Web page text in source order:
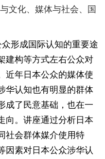
文化、媒体与社会、国
形成国际认知的重要途
建构等方式左右公众对
近年日本公众的媒体使
华认知也有明显的群体
成了民意基础，也在一
向。讲座通过分析日本
社会群体媒介使用特
因素对日本公众涉华认